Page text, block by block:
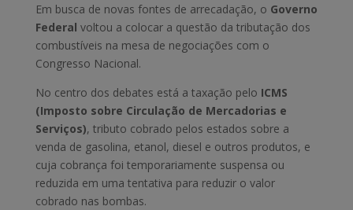
Em busca de novas fontes de arrecadação, o Governo
Federal voltou a colocar a questão da tributação dos
combustíveis na mesa de negociações com o
Congresso Nacional.
No centro dos debates está a taxação pelo ICMS
(Imposto sobre Circulação de Mercadorias e
Serviços), tributo cobrado pelos estados sobre a
venda de gasolina, etanol, diesel e outros produtos, e
cuja cobrança foi temporariamente suspensa ou
reduzida em uma tentativa para reduzir o valor
cobrado nas bombas.